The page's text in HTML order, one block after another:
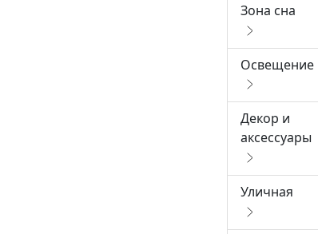
Зона сна
Освещение
Декор и
аксессуары
Уличная